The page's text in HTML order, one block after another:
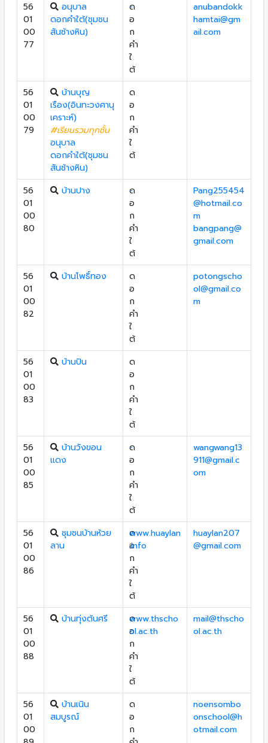
56
01
00
77
อนุบาล
ดอกคำใต้(ชุมชน
สันช้างหิน)
ด
อ
ก
คำ
ใ
ต้
-
anubandokk
hamtai@gm
ail.com
56
01
00
79
บ้านบุญ
เรือง(อินทะวงศานุ
เคราะห์)
#เรียนรวมทุกชั้น
อนุบาล
ดอกคำใต้(ชุมชน
สันช้างหิน)
ด
อ
ก
คำ
ใ
ต้
56
01
00
80
บ้านปาง
ด
อ
ก
คำ
ใ
ต้
-
Pang255454
@hotmail.co
m
bangpang@
gmail.com
56
01
00
82
บ้านโพธิ์ทอง
ด
อ
ก
คำ
ใ
ต้
potongscho
ol@gmail.co
m
56
01
00
83
บ้านปิน
ด
อ
ก
คำ
ใ
ต้
56
01
00
85
บ้านวังขอน
แดง
ด
อ
ก
คำ
ใ
ต้
-
wangwang13
911@gmail.c
om
56
01
00
86
ชุมชนบ้านห้วย
ลาน
ด
อ
ก
คำ
ใ
ต้
www.huaylan
.info
huaylan207
@gmail.com
56
01
00
88
บ้านทุ่งต้นศรี
ด
อ
ก
คำ
ใ
ต้
www.thscho
ol.ac.th
mail@thscho
ol.ac.th
56
01
00
บ้านเนิน
สมบูรณ์
ด
อ
ก
noensombo
onschool@h
otmail.com